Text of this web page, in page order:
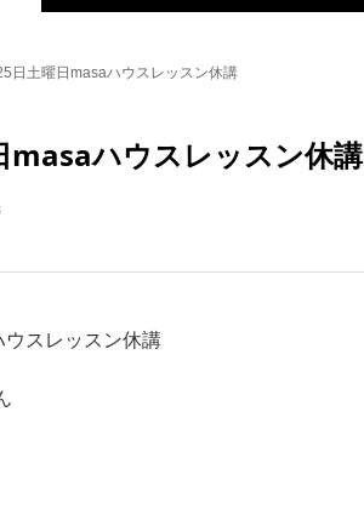
日土曜日masaハウスレッスン休講
masaハウスレッスン休講
スレッスン休講